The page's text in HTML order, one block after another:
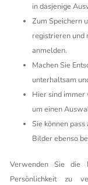
in dasjenige
Zum Speichern
registrieren und
anmelden.
Machen Sie
unterhaltsam
Hier sind immer
um einen
Sie können
Bilder ebenso
Verwenden Sie die
Persönlichkeit zu